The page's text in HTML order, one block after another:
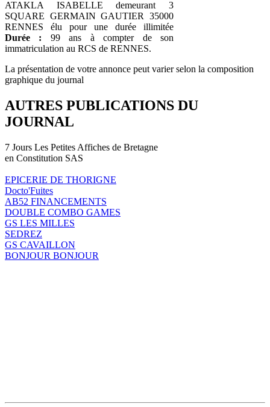
ATAKLA ISABELLE demeurant 3
SQUARE GERMAIN GAUTIER 35000
RENNES élu pour une durée illimitée
Durée : 99 ans à compter de son
immatriculation au RCS de RENNES.
La présentation de votre annonce peut varier selon la composition
graphique du journal
AUTRES PUBLICATIONS DU
JOURNAL
7 Jours Les Petites Affiches de Bretagne
en Constitution SAS
EPICERIE DE THORIGNE
Docto'Fuites
AB52 FINANCEMENTS
DOUBLE COMBO GAMES
GS LES MILLES
SEDREZ
GS CAVAILLON
BONJOUR BONJOUR